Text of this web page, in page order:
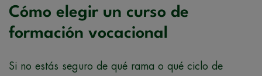
Cómo elegir un curso de
formación vocacional
Si no estás seguro de qué rama o qué ciclo de